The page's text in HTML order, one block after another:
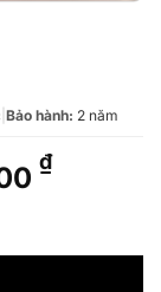
Bảo hành: 2 năm
₫.
₫Giá
là:
số lượng